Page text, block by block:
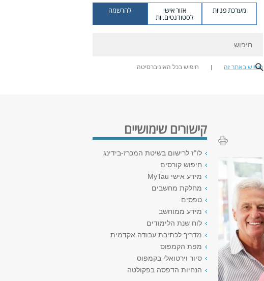
מערכת פניות אזור אישי
לסטודנטים.יות
להרשמה
חיפוש באתר זה חיפוש בכל האוניברסיטה
קישורים שימושיים
לו"ז לרישום בשיטת המכרז-בידינג
חיפוש קורסים
מידע אישי MyTau
מחלקת מחשבים
טפסים
מידע ממוחשב
לוח שנת הלימודים
מדריך לכתיבת עבודה אקדמית
מפת הקמפוס
סיור וירטואלי בקמפוס
הנחיות הדפסה בפקולטה